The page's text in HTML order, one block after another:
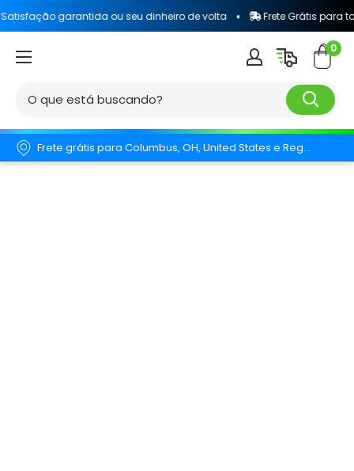
ou seu dinheiro de volta Frete Grátis para todo o Brasil
0
Frete grátis para Columbus, OH, United States e Região.